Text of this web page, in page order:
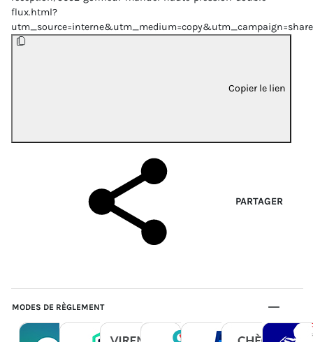
flux.html?
Copier le lien
PARTAGER
MODES DE RÈGLEMENT